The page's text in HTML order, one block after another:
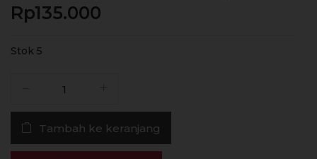
Rp135.000
Stok 5
Bequ
Honeydew
60ML
Tambah ke keranjang